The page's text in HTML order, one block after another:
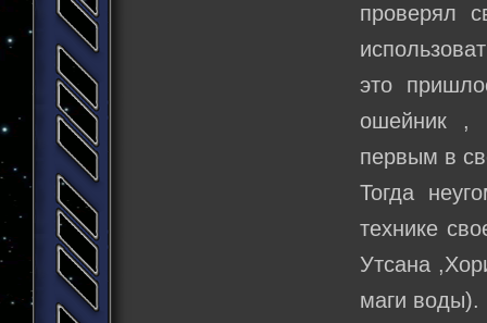
проверял
это
ошейник ,
первым в
Тогда
технике
Утсана
маги воды).